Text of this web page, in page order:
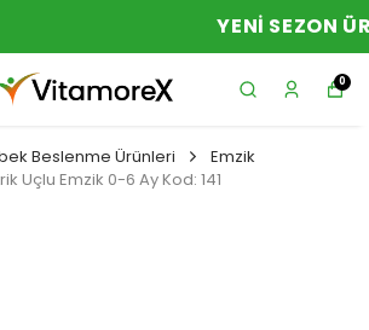
0
Beslenme Ürünleri
Emzik
Uçlu Emzik 0-6 Ay Kod: 141